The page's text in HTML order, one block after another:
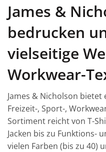
James &
bedrucken
vielseitige
Workwear-
James & Nicholson
Freizeit-, Sport-,
Sortiment reicht von T-
Jacken bis zu Funktions-
vielen Farben (bis zu 40)